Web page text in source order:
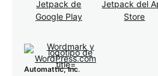
Automattic, Inc.